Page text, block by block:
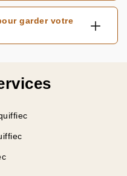
garder votre